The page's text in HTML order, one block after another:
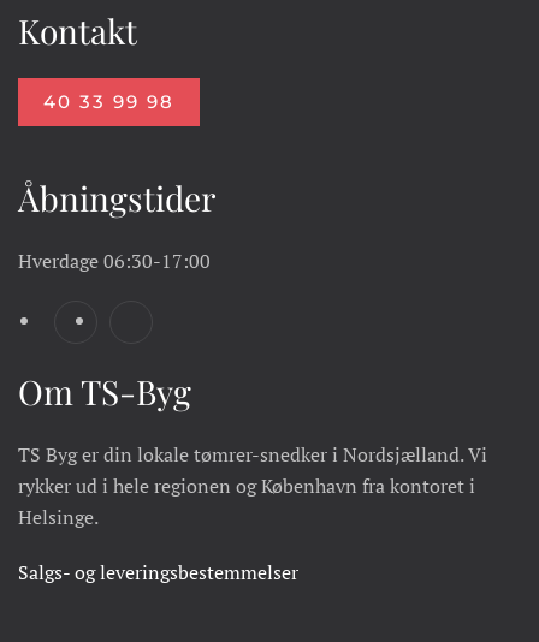
Kontakt
40 33 99 98
Åbningstider
Hverdage06:30-17:00
Om TS-Byg
TS Byg er din lokale tømrer-snedker i Nordsjælland. Vi
rykker ud i hele regionen og København fra kontoret i
Helsinge.
Salgs- og leveringsbestemmelser